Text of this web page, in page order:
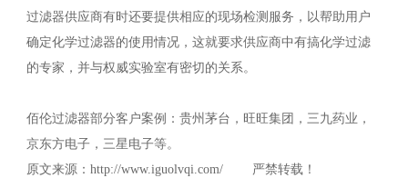
过滤器供应商有时还要提供相应的现场检测服务，以帮助用户
确定化学过滤器的使用情况，这就要求供应商中有搞化学过滤
的专家，并与权威实验室有密切的关系。
佰伦过滤器部分客户案例：贵州茅台，旺旺集团，三九药业，
京东方电子，三星电子等。
原文来源：http://www.iguolvqi.com/ 严禁转载！